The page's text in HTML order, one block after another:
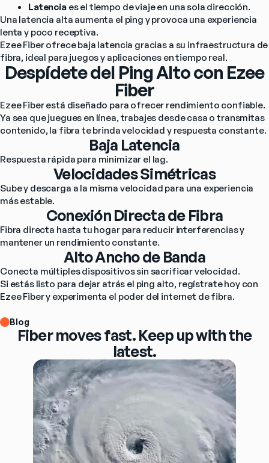
Latencia es el tiempo de viaje en una sola dirección.
Una latencia alta aumenta el ping y provoca una experiencia
lenta y poco receptiva.
Ezee Fiber ofrece baja latencia gracias a su infraestructura de
fibra, ideal para juegos y aplicaciones en tiempo real.
Despídete del Ping Alto con Ezee
Fiber
Ezee Fiber está diseñado para ofrecer rendimiento confiable.
Ya sea que juegues en línea, trabajes desde casa o transmitas
contenido, la fibra te brinda velocidad y respuesta constante.
Baja Latencia
Respuesta rápida para minimizar el lag.
Velocidades Simétricas
Sube y descarga a la misma velocidad para una experiencia
más estable.
Conexión Directa de Fibra
Fibra directa hasta tu hogar para reducir interferencias y
mantener un rendimiento constante.
Alto Ancho de Banda
Conecta múltiples dispositivos sin sacrificar velocidad.
Si estás listo para dejar atrás el ping alto, regístrate hoy con
Ezee Fiber y experimenta el poder del internet de fibra.
Blog
Fiber moves fast. Keep up with the
latest.